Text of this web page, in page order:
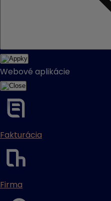
Webové aplikácie
Fakturácia
Firma